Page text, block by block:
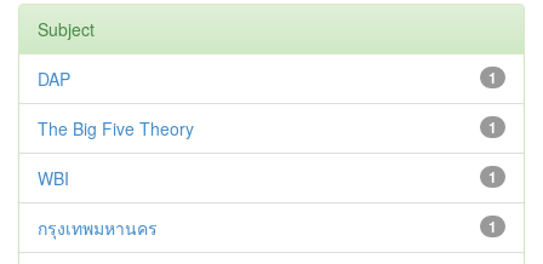
Subject
1
DAP
1
The Big Five Theory
1
WBI
1
กรุงเทพมหานคร